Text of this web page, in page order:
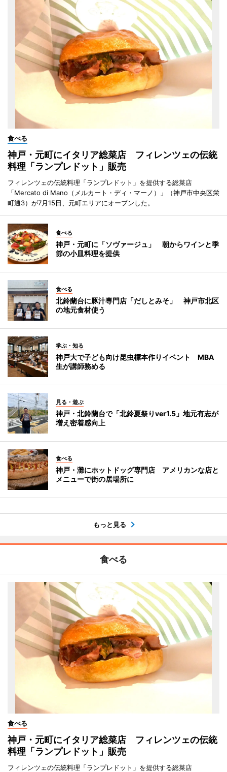
食べる
神戸・元町にイタリア総菜店 フィレンツェの伝統
料理「ランプレドット」販売
フィレンツェの伝統料理「ランプレドット」を提供する総菜店
「Mercato di Mano（メルカート・ディ・マーノ）」（神戸市中央区栄
町通3）が7月15日、元町エリアにオープンした。
食べる
神戸・元町に「ソヴァージュ」 朝からワインと季
節の小皿料理を提供
食べる
北鈴蘭台に豚汁専門店「だしとみそ」 神戸市北区
の地元食材使う
学ぶ・知る
神戸大で子ども向け昆虫標本作りイベント MBA
生が講師務める
見る・遊ぶ
神戸・北鈴蘭台で「北鈴夏祭りver1.5」地元有志が
増え密着感向上
食べる
神戸・灘にホットドッグ専門店 アメリカンな店と
メニューで街の居場所に
もっと見る
食べる
食べる
神戸・元町にイタリア総菜店 フィレンツェの伝統
料理「ランプレドット」販売
フィレンツェの伝統料理「ランプレドット」を提供する総菜店